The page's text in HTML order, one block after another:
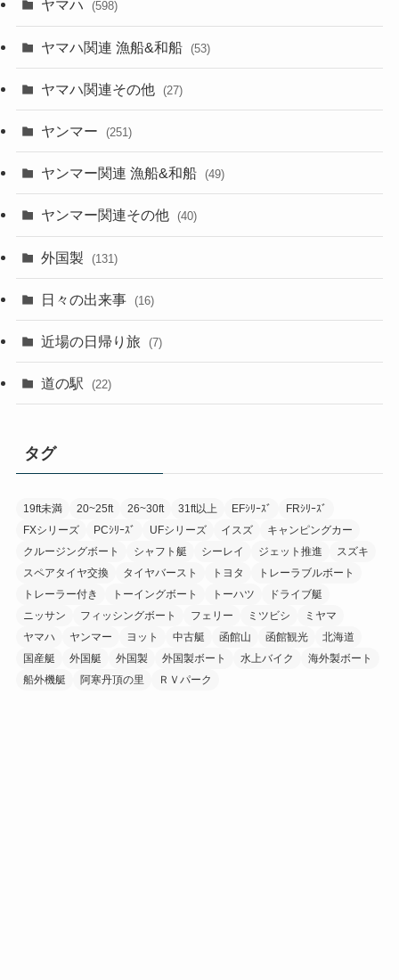
ヤマハ (598)
ヤマハ関連 漁船&和船 (53)
ヤマハ関連その他 (27)
ヤンマー (251)
ヤンマー関連 漁船&和船 (49)
ヤンマー関連その他 (40)
外国製 (131)
日々の出来事 (16)
近場の日帰り旅 (7)
道の駅 (22)
タグ
19ft未満 20~25ft 26~30ft 31ft以上 EFｼﾘｰｽﾞ
FRｼﾘｰｽﾞ
FXシリーズ
PCｼﾘｰｽﾞ UFシリーズ イスズ
キャンピングカー
クルージングボート
シャフト艇 シーレイ ジェット推進
スズキ
スペアタイヤ交換
タイヤバースト トヨタ
トレーラブルボート
トレーラー付き
トーイングボート トーハツ
ドライブ艇
ニッサン
フィッシングボート フェリー ミツビシ
ミヤマ
ヤマハ
ヤンマー ヨット 中古艇 函館山 函館観光
北海道
国産艇
外国艇 外国製 外国製ボート 水上バイク
海外製ボート
船外機艇
阿寒丹頂の里 ＲＶパーク